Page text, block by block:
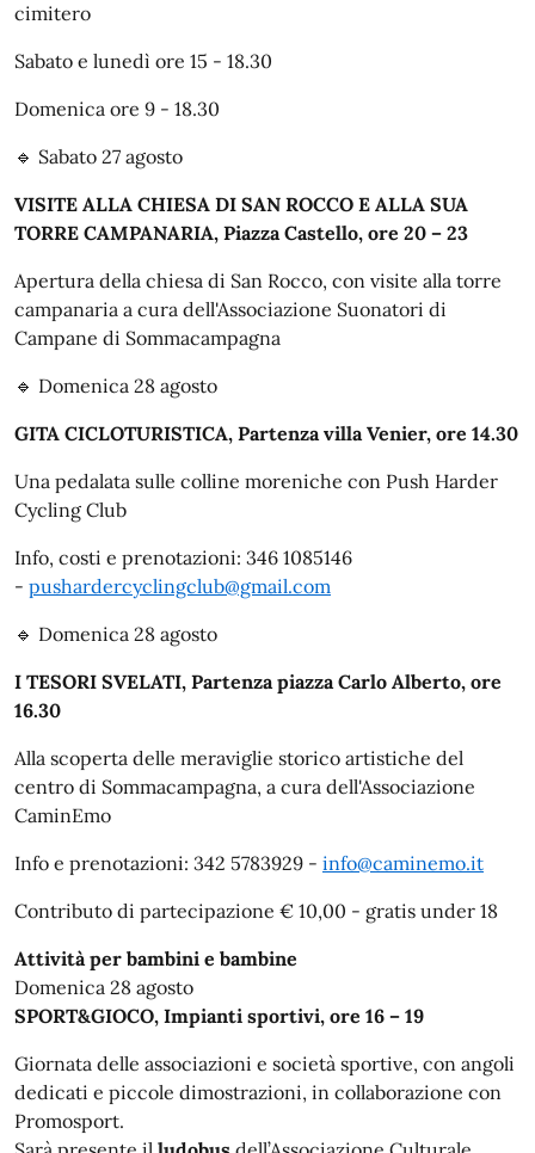
cimitero
Sabato e lunedì ore 15 - 18.30
Domenica ore 9 - 18.30
🔹 Sabato 27 agosto
VISITE ALLA CHIESA DI SAN ROCCO E ALLA SUA
TORRE CAMPANARIA, Piazza Castello, ore 20 – 23
Apertura della chiesa di San Rocco, con visite alla torre
campanaria a cura dell'Associazione Suonatori di
Campane di Sommacampagna
🔹 Domenica 28 agosto
GITA CICLOTURISTICA, Partenza villa Venier, ore 14.30
Una pedalata sulle colline moreniche con Push Harder
Cycling Club
Info, costi e prenotazioni: 346 1085146
- pushardercyclingclub@gmail.com
🔹 Domenica 28 agosto
I TESORI SVELATI, Partenza piazza Carlo Alberto, ore
16.30
Alla scoperta delle meraviglie storico artistiche del
centro di Sommacampagna, a cura dell'Associazione
CaminEmo
Info e prenotazioni: 342 5783929 - info@caminemo.it
Contributo di partecipazione € 10,00 - gratis under 18
Attività per bambini e bambine
Domenica 28 agosto
SPORT&GIOCO, Impianti sportivi, ore 16 – 19
Giornata delle associazioni e società sportive, con angoli
dedicati e piccole dimostrazioni, in collaborazione con
Promosport.